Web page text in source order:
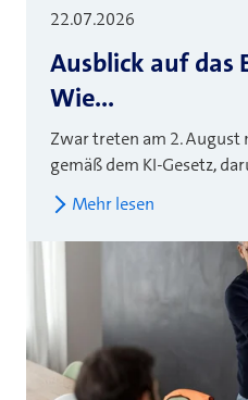
22.07.2026
Ausblick auf das
Wie...
Zwar treten am 2. August
gemäß dem KI-Gesetz,
Mehr lesen